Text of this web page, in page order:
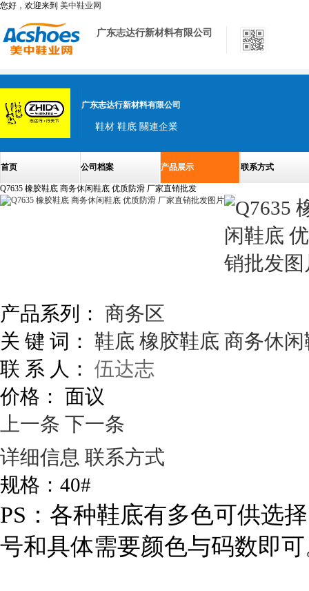
您好，欢迎来到 美中鞋业网
广东志达行新材料有限公司
广东志达行新材料有限公司
鞋材 鞋底 關連企業
首页 公司档案 产品展示 联系方式
Q7635 橡胶鞋底 商务休闲鞋底 优质防滑 厂家直销批发
产品系列： 商务区
关 键 词： 鞋底 橡胶鞋底 商务休闲
联 系 人： 伍达志
价格： 面议
上一条 下一条
详细信息 联系方式
规格：40#
PS：各种鞋底有多色可供选
号和具体需要颜色与码数即